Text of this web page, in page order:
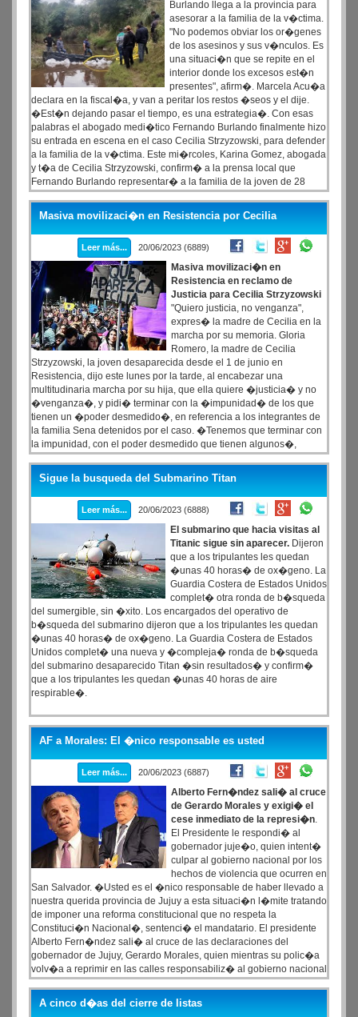
Burlando llega a la provincia para
asesorar a la familia de la v�ctima.
"No podemos obviar los or�genes
de los asesinos y sus v�nculos. Es
una situaci�n que se repite en el
interior donde los excesos est�n
presentes", afirm�. Marcela Acu�a
declara en la fiscal�a, y van a peritar los restos �seos y el dije.
�Est�n dejando pasar el tiempo, es una estrategia�. Con esas
palabras el abogado medi�tico Fernando Burlando finalmente hizo
su entrada en escena en el caso Cecilia Strzyzowski, para defender
a la familia de la v�ctima. Este mi�rcoles, Karina Gomez, abogada
y t�a de Cecilia Strzyzowski, confirm� a la prensa local que
Fernando Burlando representar� a la familia de la joven de 28
a�os desaparecida hace tres semanas. �Nos llama la atenci�n
que la justicia no cuente los avances de la causa�, comenz� su
participaci�n el letrado.
Masiva movilizaci�n en Resistencia por Cecilia
Leer más... 20/06/2023 (6889)
Masiva movilizaci�n en
Resistencia en reclamo de
Justicia para Cecilia Strzyzowski
"Quiero justicia, no venganza",
expres� la madre de Cecilia en la
marcha por su memoria. Gloria
Romero, la madre de Cecilia
Strzyzowski, la joven desaparecida desde el 1 de junio en
Resistencia, dijo este lunes por la tarde, al encabezar una
multitudinaria marcha por su hija, que ella quiere �justicia� y no
�venganza�, y pidi� terminar con la �impunidad� de los que
tienen un �poder desmedido�, en referencia a los integrantes de
la familia Sena detenidos por el caso. �Tenemos que terminar con
la impunidad, con el poder desmedido que tienen algunos�,
afirm� la mujer ante unas tres mil personas reunidas en la plaza 25
de Mayo de la capital chaque�a y aclar�: �Yo quiero justicia, no
quiero venganza.�
Sigue la busqueda del Submarino Titan
Leer más... 20/06/2023 (6888)
E l submarino que hacia visitas al
Titanic sigue sin aparecer. Dijeron
que a los tripulantes les quedan
�unas 40 horas� de ox�geno. La
Guardia Costera de Estados Unidos
complet� otra ronda de b�squeda
del sumergible, sin �xito. Los encargados del operativo de
b�squeda del submarino dijeron que a los tripulantes les quedan
�unas 40 horas� de ox�geno. La Guardia Costera de Estados
Unidos complet� una nueva y �compleja� ronda de b�squeda
del submarino desaparecido Titan �sin resultados� y confirm�
que a los tripulantes les quedan �unas 40 horas de aire
respirable�.
AF a Morales: El �nico responsable es usted
Leer más... 20/06/2023 (6887)
Alberto Fern�ndez sali� al cruce
de Gerardo Morales y exigi� el
cese inmediato de la represi�n.
El Presidente le respondi� al
gobernador juje�o, quien intent�
culpar al gobierno nacional por los
hechos de violencia que ocurren en
San Salvador. �Usted es el �nico responsable de haber llevado a
nuestra querida provincia de Jujuy a esta situaci�n l�mite tratando
de imponer una reforma constitucional que no respeta la
Constituci�n Nacional�, sentenci� el mandatario. El presidente
Alberto Fern�ndez sali� al cruce de las declaraciones del
gobernador de Jujuy, Gerardo Morales, quien mientras su polic�a
volv�a a reprimir en las calles responsabiliz� al gobierno nacional
por el caos que se vive en esa provincia. El jefe de Estado afirm�
que la reforma de la Constituci�n juje�a �no respeta� la Carta
Magna nacional, le exigi� �el cese inmediato de la represi�n� y
A cinco d�as del cierre de listas